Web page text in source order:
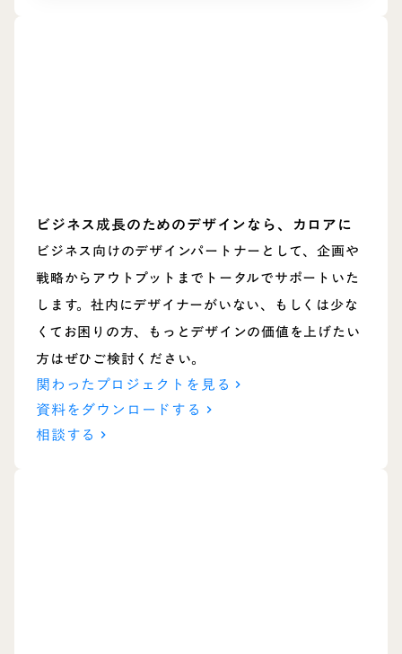
ビジネス成長のためのデザインなら、カロアに
ビジネス向けのデザインパートナーとして、企画や
戦略からアウトプットまでトータルでサポートいた
します。社内にデザイナーがいない、もしくは少な
くてお困りの方、もっとデザインの価値を上げたい
方はぜひご検討ください。
関わったプロジェクトを見る keyboard_arrow_right
資料をダウンロードする keyboard_arrow_right
相談する keyboard_arrow_right